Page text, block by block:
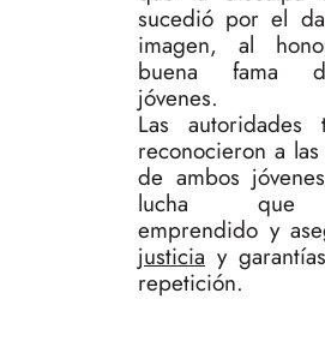
sucedió por el
imagen, al
buena fama
jóvenes.
Las autoridades
reconocieron a
de ambos
lucha
emprendido y
justicia y
repetición.